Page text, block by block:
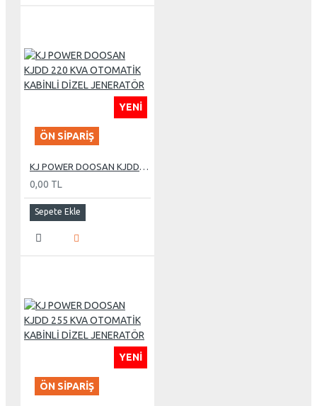
YENI
ÖN SIPARIŞ
KJ POWER DOOSAN KJDD 220 KVA OTOMATİK KABİNLİ DİZEL JENERATÖR
0,00 TL
Sepete Ekle
YENI
ÖN SIPARIŞ